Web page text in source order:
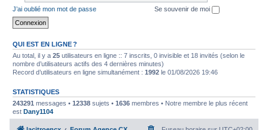
J’ai oublié mon mot de passe Se souvenir de moi
QUI EST EN LIGNE ?
Au total, il y a25 utilisateurs en ligne :: 7 inscrits, 0 invisible et 18 invités (selon le
nombre d’utilisateurs actifs des 4 dernières minutes)
Record d’utilisateurs en ligne simultanément :1992 le 01/08/2026 19:46
STATISTIQUES
243291 messages •12338 sujets •1636 membres • Notre membre le plus récent
estDany1104